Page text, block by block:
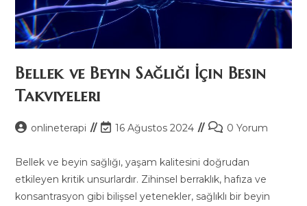
Bellek ve Beyin Sağlığı İçin Besin
Takviyeleri
Postonlineterapi
Post
modified:
16 Ağustos 2024
Post0 Yorum
Bellek ve beyin sağlığı, yaşam kalitesini doğrudan
etkileyen kritik unsurlardır. Zihinsel berraklık, hafıza ve
konsantrasyon gibi bilişsel yetenekler, sağlıklı bir beyin